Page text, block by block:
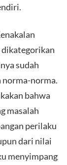
dikategorikan
sudah
norma-norma.
bahwa
masalah
perilaku
dari nilai
menyimpang